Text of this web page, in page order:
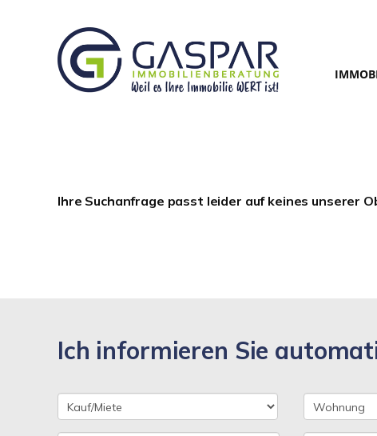
Ihre Suchanfrage passt leider auf keines unserer
Ich informieren Sie